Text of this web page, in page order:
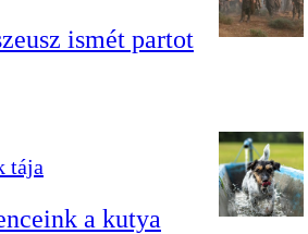
ismét partot
tája
a kutya